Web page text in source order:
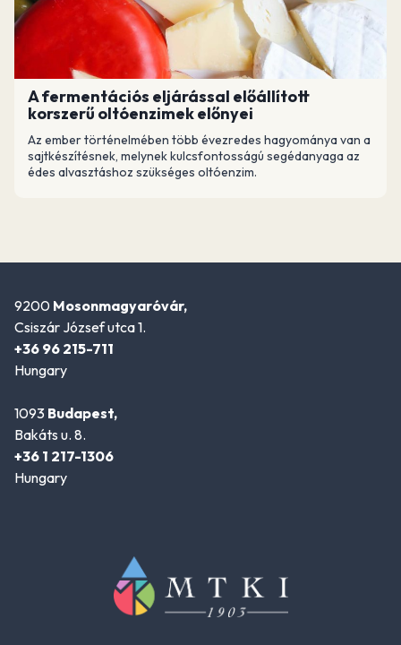
A fermentációs eljárással előállított
korszerű oltóenzimek előnyei
Az ember történelmében több évezredes hagyománya van a
sajtkészítésnek, melynek kulcsfontosságú segédanyaga az
édes alvasztáshoz szükséges oltóenzim.
9200 Mosonmagyaróvár,
Csiszár József utca 1.
+36 96 215-711
Hungary
1093 Budapest,
Bakáts u. 8.
+36 1 217-1306
Hungary